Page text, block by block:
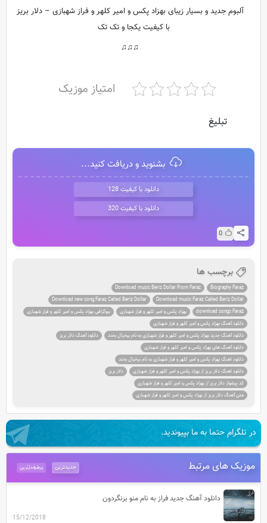
آلبوم جدید و بسیار زیبای بهزاد پکس و امیر کلهر و فراز شهبازی – دلار بریز
با کیفیت یکجا و تک تک
♫♫♫
امتیاز موزیک
تبلیغ
بشنوید و دریافت کنید...
دانلود با کیفیت 128
دانلود با کیفیت 320
0
برچسب ها
Biography Faraz
Download music Beriz Dollar From Faraz
Download music Faraz Called Beriz Dollar
Download new song Faraz Called Beriz Dollar
download songs Faraz
بهزاد پکس و امیر کلهر و فراز شهبازی
بیوگرافی بهزاد پکس و امیر کلهر و فراز شهبازی
دانلود آهنگ بهزاد پکس و امیر کلهر و فراز شهبازی
دانلود آهنگ جدید بهزاد پکس و امیر کلهر و فراز شهبازی به نام بیخیال بخند
دانلود آهنگ دلار بریز
دانلود آهنگ های بهزاد پکس و امیر کلهر و فراز شهبازی
دانلود اهنگ بهزاد پکس و امیر کلهر و فراز شهبازی به نام بیخیال بخند
دانلود اهنگ دلار بریز از بهزاد پکس و امیر کلهر و فراز شهبازی
دلار بریز
کد پیشواز دلار بریز از بهزاد پکس و امیر کلهر و فراز شهبازی
متن آهنگ دلار بریز از بهزاد پکس و امیر کلهر و فراز شهبازی
در تلگرام حتما به ما بپیوندید.
موزیک های مرتبط پرطرفدارترین جدیدترین
دانلود آهنگ جدید فراز به نام منو برنگردون
15/12/2018